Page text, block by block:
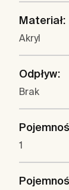
Materiał:
Akryl
Odpływ:
Brak
1